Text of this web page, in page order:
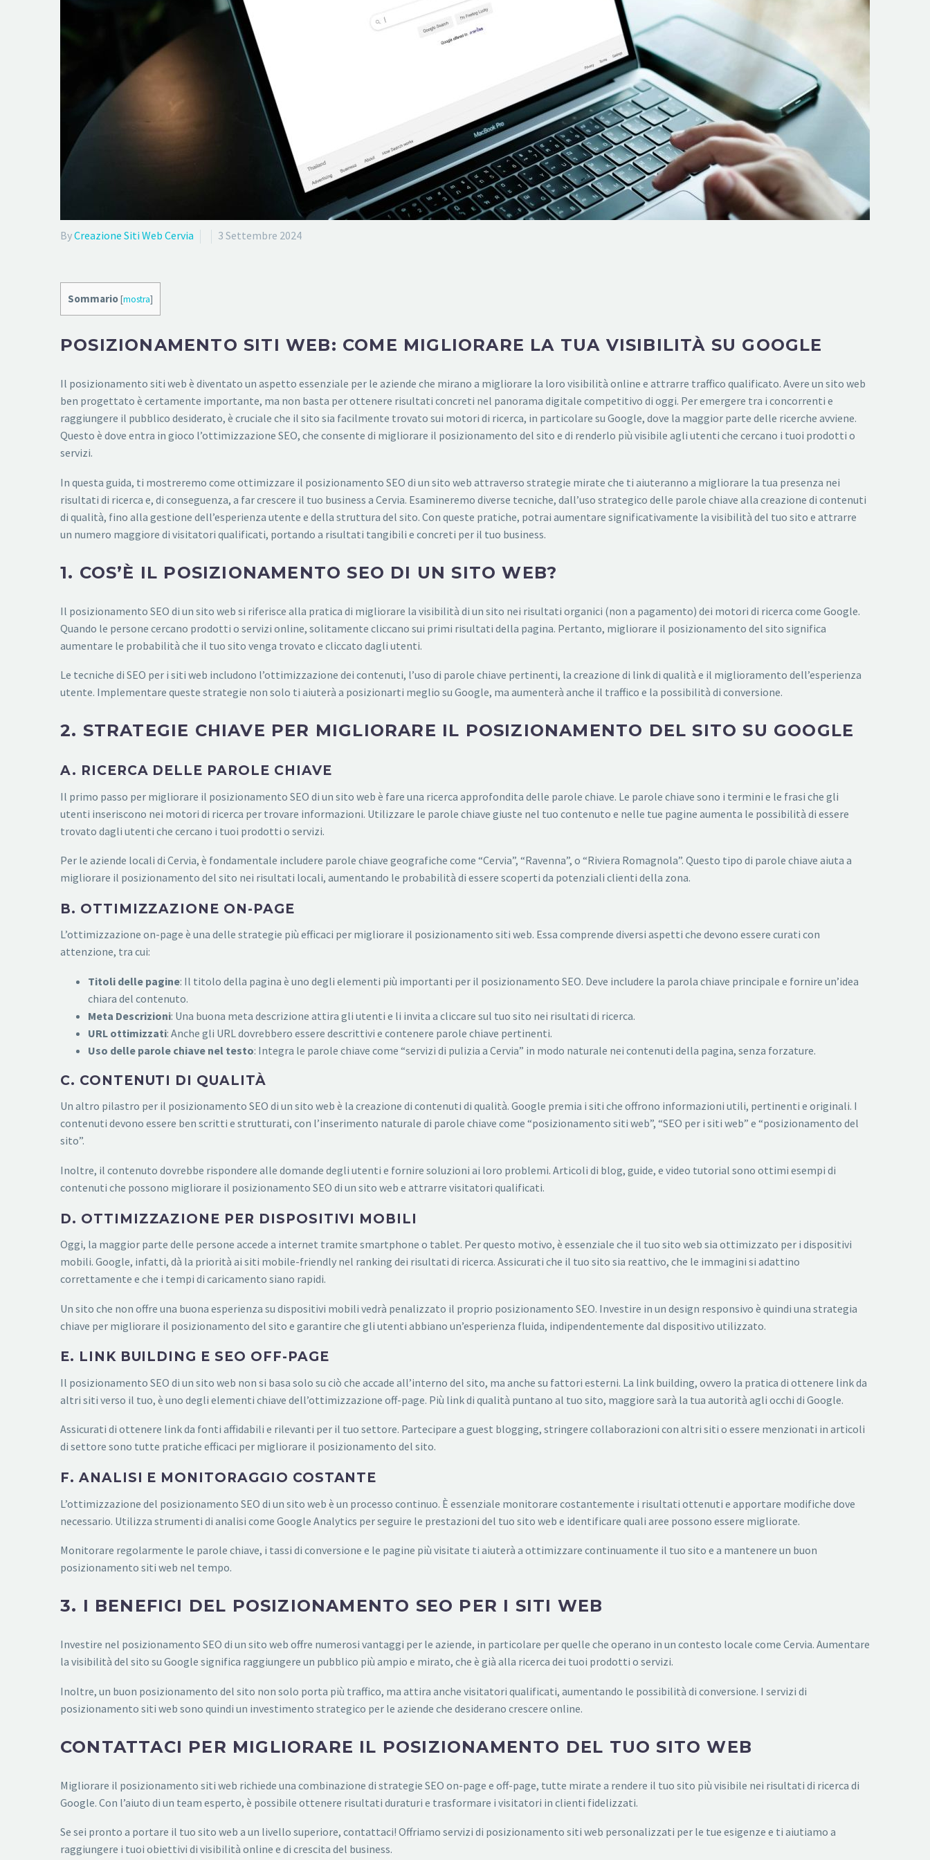
ByCreazione Siti Web Cervia 3 Settembre 2024
Sommario[mostra]
POSIZIONAMENTO SITI WEB: COME MIGLIORARE LA TUA VISIBILITÀ SU GOOGLE
Il posizionamento siti web è diventato un aspetto essenziale per le aziende che mirano a migliorare la loro visibilità online e attrarre traffico qualificato. Avere un sito web
ben progettato è certamente importante, ma non basta per ottenere risultati concreti nel panorama digitale competitivo di oggi. Per emergere tra i concorrenti e
raggiungere il pubblico desiderato, è cruciale che il sito sia facilmente trovato sui motori di ricerca, in particolare su Google, dove la maggior parte delle ricerche avviene.
Questo è dove entra in gioco l’ottimizzazione SEO, che consente di migliorare il posizionamento del sito e di renderlo più visibile agli utenti che cercano i tuoi prodotti o
servizi.
In questa guida, ti mostreremo come ottimizzare il posizionamento SEO di un sito web attraverso strategie mirate che ti aiuteranno a migliorare la tua presenza nei
risultati di ricerca e, di conseguenza, a far crescere il tuo business a Cervia. Esamineremo diverse tecniche, dall’uso strategico delle parole chiave alla creazione di contenuti
di qualità, fino alla gestione dell’esperienza utente e della struttura del sito. Con queste pratiche, potrai aumentare significativamente la visibilità del tuo sito e attrarre
un numero maggiore di visitatori qualificati, portando a risultati tangibili e concreti per il tuo business.
1. COS’È IL POSIZIONAMENTO SEO DI UN SITO WEB?
Il posizionamento SEO di un sito web si riferisce alla pratica di migliorare la visibilità di un sito nei risultati organici (non a pagamento) dei motori di ricerca come Google.
Quando le persone cercano prodotti o servizi online, solitamente cliccano sui primi risultati della pagina. Pertanto, migliorare il posizionamento del sito significa
aumentare le probabilità che il tuo sito venga trovato e cliccato dagli utenti.
Le tecniche di SEO per i siti web includono l’ottimizzazione dei contenuti, l’uso di parole chiave pertinenti, la creazione di link di qualità e il miglioramento dell’esperienza
utente. Implementare queste strategie non solo ti aiuterà a posizionarti meglio su Google, ma aumenterà anche il traffico e la possibilità di conversione.
2. STRATEGIE CHIAVE PER MIGLIORARE IL POSIZIONAMENTO DEL SITO SU GOOGLE
A. RICERCA DELLE PAROLE CHIAVE
Il primo passo per migliorare il posizionamento SEO di un sito web è fare una ricerca approfondita delle parole chiave. Le parole chiave sono i termini e le frasi che gli
utenti inseriscono nei motori di ricerca per trovare informazioni. Utilizzare le parole chiave giuste nel tuo contenuto e nelle tue pagine aumenta le possibilità di essere
trovato dagli utenti che cercano i tuoi prodotti o servizi.
Per le aziende locali di Cervia, è fondamentale includere parole chiave geografiche come “Cervia”, “Ravenna”, o “Riviera Romagnola”. Questo tipo di parole chiave aiuta a
migliorare il posizionamento del sito nei risultati locali, aumentando le probabilità di essere scoperti da potenziali clienti della zona.
B. OTTIMIZZAZIONE ON-PAGE
L’ottimizzazione on-page è una delle strategie più efficaci per migliorare il posizionamento siti web. Essa comprende diversi aspetti che devono essere curati con
attenzione, tra cui:
Titoli delle pagine: Il titolo della pagina è uno degli elementi più importanti per il posizionamento SEO. Deve includere la parola chiave principale e fornire un’idea
chiara del contenuto.
Meta Descrizioni: Una buona meta descrizione attira gli utenti e li invita a cliccare sul tuo sito nei risultati di ricerca.
URL ottimizzati: Anche gli URL dovrebbero essere descrittivi e contenere parole chiave pertinenti.
Uso delle parole chiave nel testo: Integra le parole chiave come “servizi di pulizia a Cervia” in modo naturale nei contenuti della pagina, senza forzature.
C. CONTENUTI DI QUALITÀ
Un altro pilastro per il posizionamento SEO di un sito web è la creazione di contenuti di qualità. Google premia i siti che offrono informazioni utili, pertinenti e originali. I
contenuti devono essere ben scritti e strutturati, con l’inserimento naturale di parole chiave come “posizionamento siti web”, “SEO per i siti web” e “posizionamento del
sito”.
Inoltre, il contenuto dovrebbe rispondere alle domande degli utenti e fornire soluzioni ai loro problemi. Articoli di blog, guide, e video tutorial sono ottimi esempi di
contenuti che possono migliorare il posizionamento SEO di un sito web e attrarre visitatori qualificati.
D. OTTIMIZZAZIONE PER DISPOSITIVI MOBILI
Oggi, la maggior parte delle persone accede a internet tramite smartphone o tablet. Per questo motivo, è essenziale che il tuo sito web sia ottimizzato per i dispositivi
mobili. Google, infatti, dà la priorità ai siti mobile-friendly nel ranking dei risultati di ricerca. Assicurati che il tuo sito sia reattivo, che le immagini si adattino
correttamente e che i tempi di caricamento siano rapidi.
Un sito che non offre una buona esperienza su dispositivi mobili vedrà penalizzato il proprio posizionamento SEO. Investire in un design responsivo è quindi una strategia
chiave per migliorare il posizionamento del sito e garantire che gli utenti abbiano un’esperienza fluida, indipendentemente dal dispositivo utilizzato.
E. LINK BUILDING E SEO OFF-PAGE
Il posizionamento SEO di un sito web non si basa solo su ciò che accade all’interno del sito, ma anche su fattori esterni. La link building, ovvero la pratica di ottenere link da
altri siti verso il tuo, è uno degli elementi chiave dell’ottimizzazione off-page. Più link di qualità puntano al tuo sito, maggiore sarà la tua autorità agli occhi di Google.
Assicurati di ottenere link da fonti affidabili e rilevanti per il tuo settore. Partecipare a guest blogging, stringere collaborazioni con altri siti o essere menzionati in articoli
di settore sono tutte pratiche efficaci per migliorare il posizionamento del sito.
F. ANALISI E MONITORAGGIO COSTANTE
L’ottimizzazione del posizionamento SEO di un sito web è un processo continuo. È essenziale monitorare costantemente i risultati ottenuti e apportare modifiche dove
necessario. Utilizza strumenti di analisi come Google Analytics per seguire le prestazioni del tuo sito web e identificare quali aree possono essere migliorate.
Monitorare regolarmente le parole chiave, i tassi di conversione e le pagine più visitate ti aiuterà a ottimizzare continuamente il tuo sito e a mantenere un buon
posizionamento siti web nel tempo.
3. I BENEFICI DEL POSIZIONAMENTO SEO PER I SITI WEB
Investire nel posizionamento SEO di un sito web offre numerosi vantaggi per le aziende, in particolare per quelle che operano in un contesto locale come Cervia. Aumentare
la visibilità del sito su Google significa raggiungere un pubblico più ampio e mirato, che è già alla ricerca dei tuoi prodotti o servizi.
Inoltre, un buon posizionamento del sito non solo porta più traffico, ma attira anche visitatori qualificati, aumentando le possibilità di conversione. I servizi di
posizionamento siti web sono quindi un investimento strategico per le aziende che desiderano crescere online.
CONTATTACI PER MIGLIORARE IL POSIZIONAMENTO DEL TUO SITO WEB
Migliorare il posizionamento siti web richiede una combinazione di strategie SEO on-page e off-page, tutte mirate a rendere il tuo sito più visibile nei risultati di ricerca di
Google. Con l’aiuto di un team esperto, è possibile ottenere risultati duraturi e trasformare i visitatori in clienti fidelizzati.
Se sei pronto a portare il tuo sito web a un livello superiore, contattaci! Offriamo servizi di posizionamento siti web personalizzati per le tue esigenze e ti aiutiamo a
raggiungere i tuoi obiettivi di visibilità online e di crescita del business.